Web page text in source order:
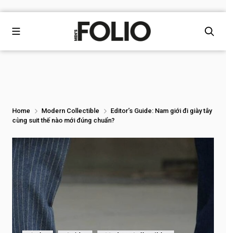
Home Modern Collectible
Editor’s Guide: Nam giới đi giày tây
cùng suit thế nào mới đúng chuẩn?